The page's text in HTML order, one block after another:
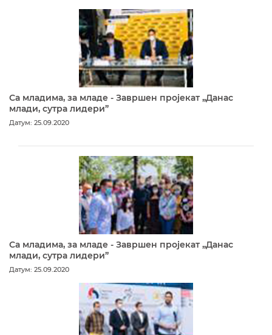
Са младима, за младе - Завршен пројекат „Данас
млади, сутра лидери”
Датум: 25.09.2020
Са младима, за младе - Завршен пројекат „Данас
млади, сутра лидери”
Датум: 25.09.2020